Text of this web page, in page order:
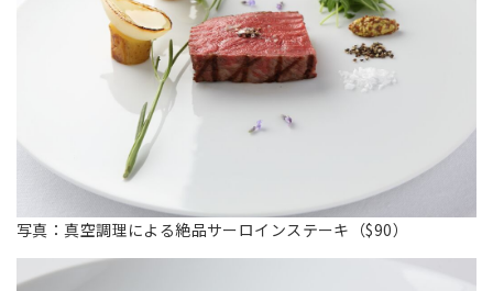
写真：真空調理による絶品サーロインステーキ（$90）